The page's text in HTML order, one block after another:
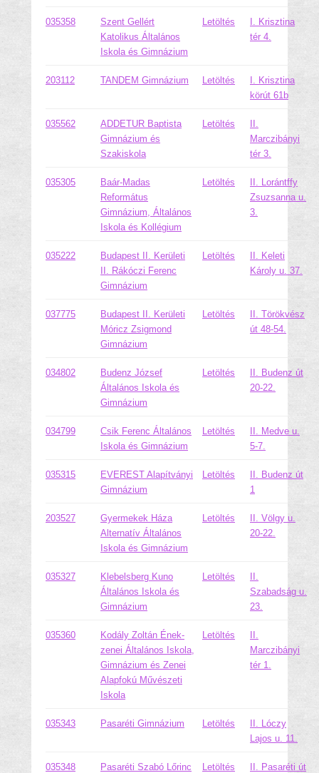
035358
Szent Gellért
Katolikus Általános
Iskola és Gimnázium
Letöltés
I. Krisztina
tér 4.
203112 TANDEM Gimnázium Letöltés
I. Krisztina
körút 61b
035562
ADDETUR Baptista
Gimnázium és
Szakiskola
Letöltés
II.
Marczibányi
tér 3.
035305
Baár-Madas
Református
Gimnázium, Általános
Iskola és Kollégium
Letöltés
II. Lorántffy
Zsuzsanna u.
3.
035222
Budapest II. Kerületi
II. Rákóczi Ferenc
Gimnázium
Letöltés
II. Keleti
Károly u. 37.
037775
Budapest II. Kerületi
Móricz Zsigmond
Gimnázium
Letöltés
II. Törökvész
út 48-54.
034802
Budenz József
Általános Iskola és
Gimnázium
Letöltés
II. Budenz út
20-22.
034799
Csik Ferenc Általános
Iskola és Gimnázium
Letöltés
II. Medve u.
5-7.
035315
EVEREST Alapítványi
Gimnázium
Letöltés
II. Budenz út
1
203527
Gyermekek Háza
Alternatív Általános
Iskola és Gimnázium
Letöltés
II. Völgy u.
20-22.
035327
Klebelsberg Kuno
Általános Iskola és
Gimnázium
Letöltés
II.
Szabadság u.
23.
035360
Kodály Zoltán Ének-
zenei Általános Iskola,
Gimnázium és Zenei
Alapfokú Művészeti
Iskola
Letöltés
II.
Marczibányi
tér 1.
035343 Pasaréti Gimnázium Letöltés
II. Lóczy
Lajos u. 11.
035348
Pasaréti Szabó Lőrinc
Letöltés
II. Pasaréti út